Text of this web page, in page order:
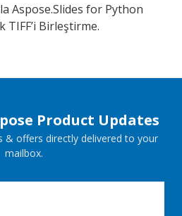
Aspose.Slides for Python
TIFF’i Birleştirme.
Product Updates
& offers directly delivered to your
mailbox.